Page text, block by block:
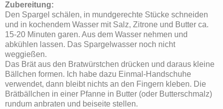
Zubereitung:
Den Spargel schälen, in mundgerechte Stücke schneiden
und in kochendem Wasser mit Salz, Zitrone und Butter ca.
15-20 Minuten garen. Aus dem Wasser nehmen und
abkühlen lassen. Das Spargelwasser noch nicht
weggießen.
Das Brät aus den Bratwürstchen drücken und daraus kleine
Bällchen formen. Ich habe dazu Einmal-Handschuhe
verwendet, dann bleibt nichts an den Fingern kleben. Die
Brätbällchen in einer Pfanne in Butter (oder Butterschmalz)
rundum anbraten und beiseite stellen.